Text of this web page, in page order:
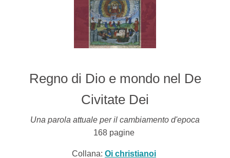
Regno di Dio e mondo nel De
Civitate Dei
Una parola attuale per il cambiamento d'epoca
168pagine
Collana: Oi christianoi